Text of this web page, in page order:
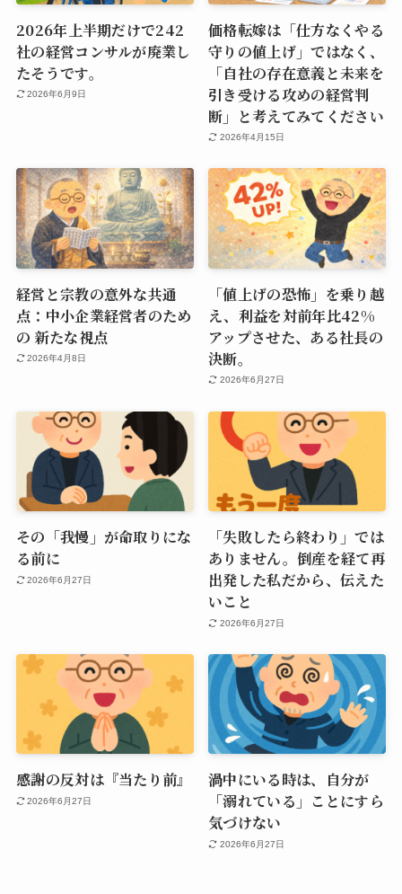
2026年上半期だけで242
社の経営コンサルが廃業し
たそうです。
2026年6月9日
価格転嫁は「仕方なくやる
守りの値上げ」ではなく、
「自社の存在意義と未来を
引き受ける攻めの経営判
断」と考えてみてください
2026年4月15日
経営と宗教の意外な共通
点：中小企業経営者のため
の 新たな視点
2026年4月8日
「値上げの恐怖」を乗り越
え、利益を対前年比42%
アップさせた、ある社長の
決断。
2026年6月27日
その「我慢」が命取りにな
る前に
2026年6月27日
「失敗したら終わり」では
ありません。倒産を経て再
出発した私だから、伝えた
いこと
2026年6月27日
感謝の反対は『当たり前』
2026年6月27日
渦中にいる時は、自分が
「溺れている」ことにすら
気づけない
2026年6月27日